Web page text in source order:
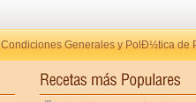
Condiciones Generales y PolÐ½tica de